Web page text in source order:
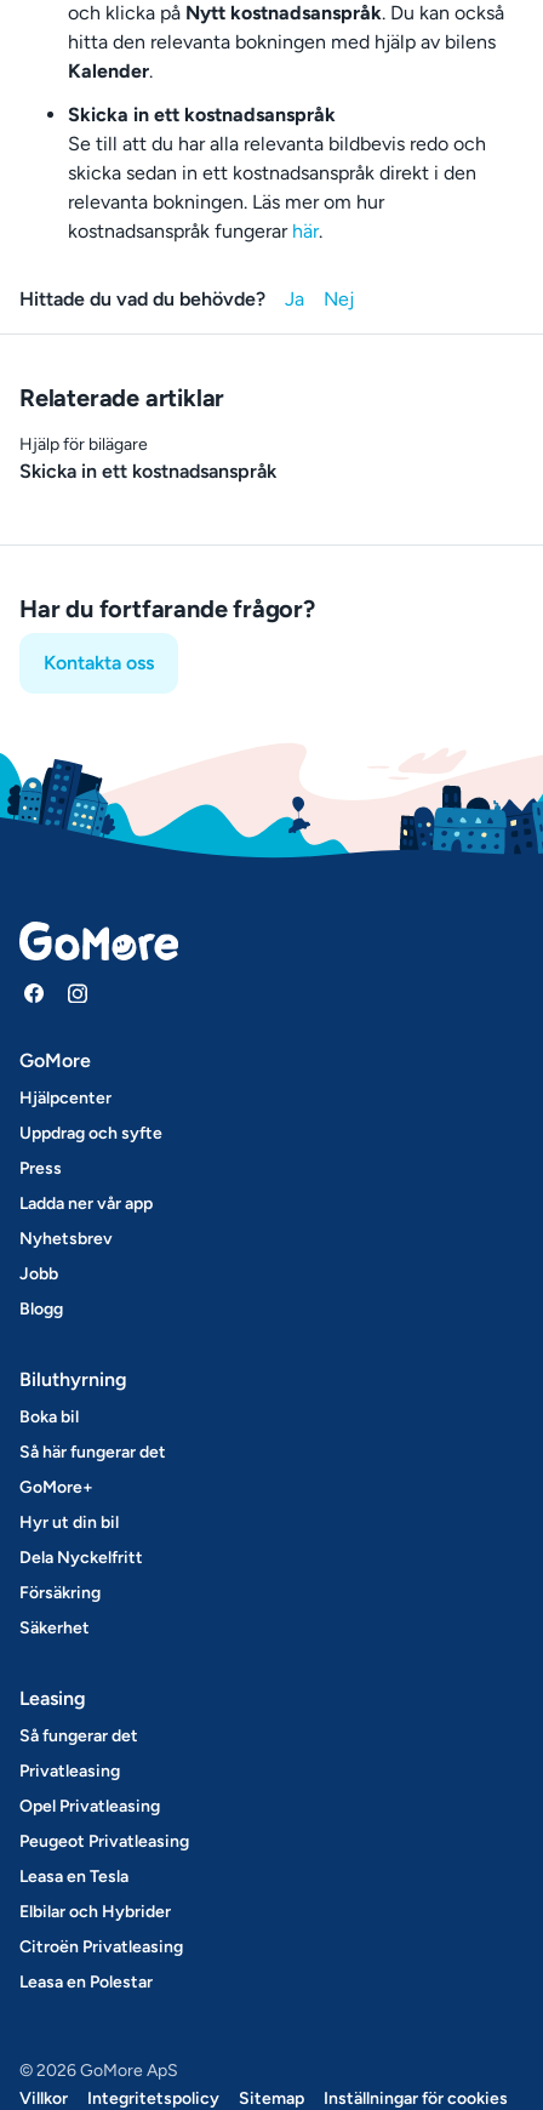
och klicka på Nytt kostnadsanspråk. Du kan också
hitta den relevanta bokningen med hjälp av bilens
Kalender.
Skicka in ett kostnadsanspråk
Se till att du har alla relevanta bildbevis redo och
skicka sedan in ett kostnadsanspråk direkt i den
relevanta bokningen. Läs mer om hur
kostnadsanspråk fungerar här.
Hittade du vad du behövde?
Relaterade artiklar
Hjälp för bilägare
Skicka in ett kostnadsanspråk
Har du fortfarande frågor?
Kontakta oss
GoMore
Hjälpcenter
Uppdrag och syfte
Press
Ladda ner vår app
Nyhetsbrev
Jobb
Blogg
Biluthyrning
Boka bil
Så här fungerar det
GoMore+
Hyr ut din bil
Dela Nyckelfritt
Försäkring
Säkerhet
Leasing
Så fungerar det
Privatleasing
Opel Privatleasing
Peugeot Privatleasing
Leasa en Tesla
Elbilar och Hybrider
Citroën Privatleasing
Leasa en Polestar
© 2026 GoMore ApS
Villkor
Integritetspolicy Sitemap Inställningar för cookies